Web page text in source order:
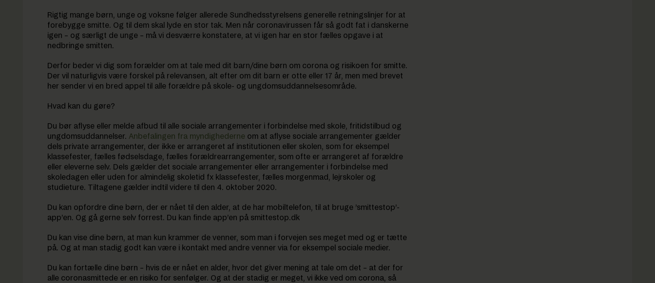
Rigtig mange børn, unge og voksne følger allerede Sundhedsstyrelsens generelle retningslinjer for at
forebygge smitte. Og til dem skal lyde en stor tak. Men når coronavirussen får så godt fat i danskerne
igen – og særligt de unge – må vi desværre konstatere, at vi igen har en stor fælles opgave i at
nedbringe smitten.
Derfor beder vi dig som forælder om at tale med dit barn/dine børn om corona og risikoen for smitte.
Der vil naturligvis være forskel på relevansen, alt efter om dit barn er otte eller 17 år, men med brevet
her sender vi en bred appel til alle forældre på skole- og ungdomsuddannelsesområde.
Hvad kan du gøre?
Du bør aflyse eller melde afbud til alle sociale arrangementer i forbindelse med skole, fritidstilbud og
ungdomsuddannelser. Anbefalingen fra myndighederne om at aflyse sociale arrangementer gælder
dels private arrangementer, der ikke er arrangeret af institutionen eller skolen, som for eksempel
klassefester, fælles fødselsdage, fælles forældrearrangementer, som ofte er arrangeret af forældre
eller eleverne selv. Dels gælder det sociale arrangementer eller arrangementer i forbindelse med
skoledagen eller uden for almindelig skoletid fx klassefester, fælles morgenmad, lejrskoler og
studieture. Tiltagene gælder indtil videre til den 4. oktober 2020.
Du kan opfordre dine børn, der er nået til den alder, at de har mobiltelefon, til at bruge ’smittestop’-
app’en. Og gå gerne selv forrest. Du kan finde app’en på smittestop.dk
Du kan vise dine børn, at man kun krammer de venner, som man i forvejen ses meget med og er tætte
på. Og at man stadig godt kan være i kontakt med andre venner via for eksempel sociale medier.
Du kan fortælle dine børn – hvis de er nået en alder, hvor det giver mening at tale om det – at der for
alle coronasmittede er en risiko for senfølger. Og at der stadig er meget, vi ikke ved om corona, så